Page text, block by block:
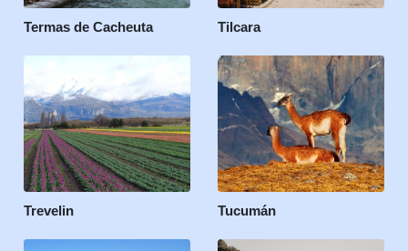
Termas de Cacheuta Tilcara
Trevelin Tucumán